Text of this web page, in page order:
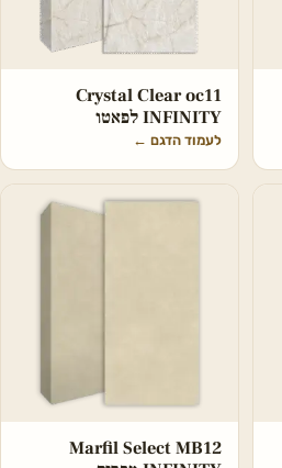
Crystal Clear oc11
INFINITY לפאטו
לעמוד הדגם ←
Marfil Select MB12